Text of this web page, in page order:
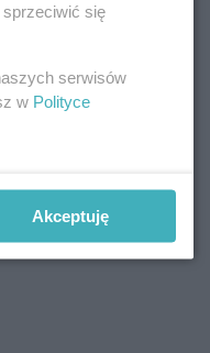
się
serwisów
w Polityce
Akceptuję